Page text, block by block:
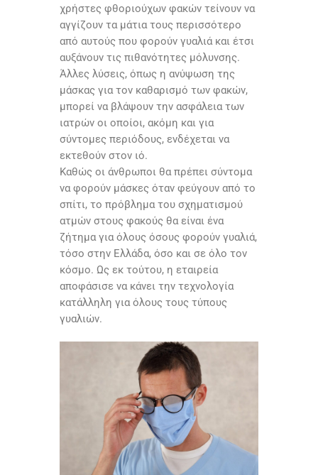
χρήστες φθοριούχων φακών τείνουν να
αγγίζουν τα μάτια τους περισσότερο
από αυτούς που φορούν γυαλιά και έτσι
αυξάνουν τις πιθανότητες μόλυνσης.
Άλλες λύσεις, όπως η ανύψωση της
μάσκας για τον καθαρισμό των φακών,
μπορεί να βλάψουν την ασφάλεια των
ιατρών οι οποίοι, ακόμη και για
σύντομες περιόδους, ενδέχεται να
εκτεθούν στον ιό.
Καθώς οι άνθρωποι θα πρέπει σύντομα
να φορούν μάσκες όταν φεύγουν από το
σπίτι, το πρόβλημα του σχηματισμού
ατμών στους φακούς θα είναι ένα
ζήτημα για όλους όσους φορούν γυαλιά,
τόσο στην Ελλάδα, όσο και σε όλο τον
κόσμο. Ως εκ τούτου, η εταιρεία
αποφάσισε να κάνει την τεχνολογία
κατάλληλη για όλους τους τύπους
γυαλιών.